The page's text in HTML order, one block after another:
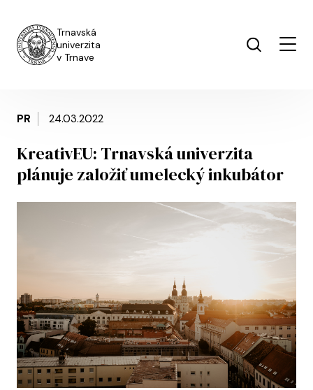
Trnavská
univerzita
v Trnave
PR 24.03.2022
KreativEU: Trnavská univerzita
plánuje založiť umelecký inkubátor